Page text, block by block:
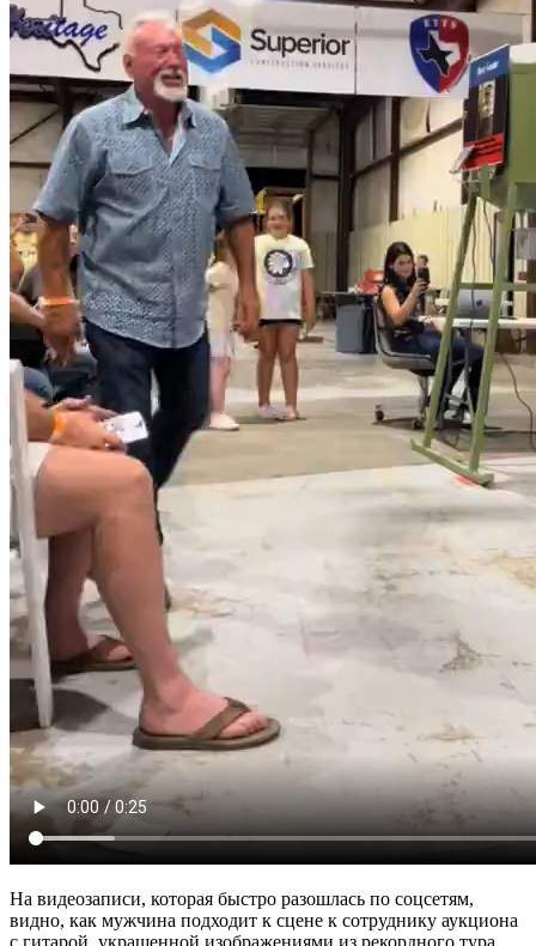
На видеозаписи, которая быстро разошлась по соцсетям,
видно, как мужчина подходит к сцене к сотруднику аукциона
с гитарой, украшенной изображениями из рекордного тура